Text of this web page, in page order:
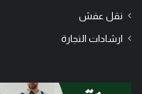
نقل عفش
ارشادات النجارة